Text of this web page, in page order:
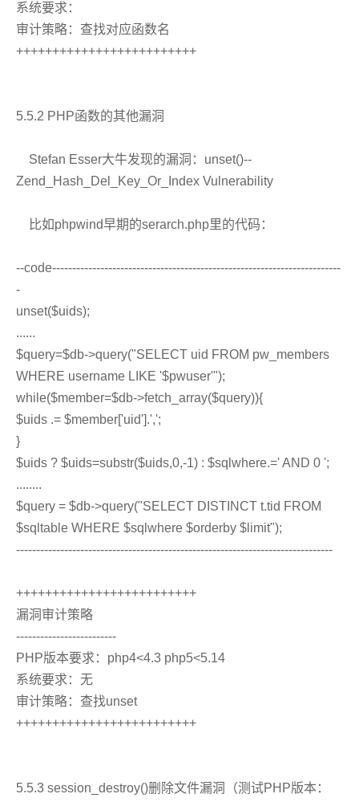
系统要求：
审计策略：查找对应函数名
+++++++++++++++++++++++++
5.5.2 PHP函数的其他漏洞
Stefan Esser大牛发现的漏洞：unset()--
Zend_Hash_Del_Key_Or_Index Vulnerability
比如phpwind早期的serarch.php里的代码：
--code------------------------------------------------------------------------
-
unset($uids);
......
$query=$db->query("SELECT uid FROM pw_members
WHERE username LIKE '$pwuser'");
while($member=$db->fetch_array($query)){
$uids .= $member['uid'].',';
}
$uids ? $uids=substr($uids,0,-1) : $sqlwhere.=' AND 0 ';
........
$query = $db->query("SELECT DISTINCT t.tid FROM
$sqltable WHERE $sqlwhere $orderby $limit");
-------------------------------------------------------------------------------
+++++++++++++++++++++++++
漏洞审计策略
-------------------------
PHP版本要求：php4<4.3 php5<5.14
系统要求：无
审计策略：查找unset
+++++++++++++++++++++++++
5.5.3 session_destroy()删除文件漏洞（测试PHP版本：